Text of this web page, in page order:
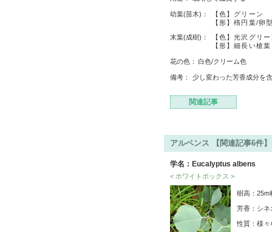
幼葉(苗木)：
【色】グリーン
【形】楕円葉/卵
末葉(成樹)：
【色】光沢グリ
【形】細長い槍葉
花の色： 白色/クリーム色
備考： 少し変わった芳香成分を
関連記事
アルベンス 【関連記事6件】
学名：Eucalyptus albens
< ホワイトボックス >
樹高：
芳香：シ
性質：様